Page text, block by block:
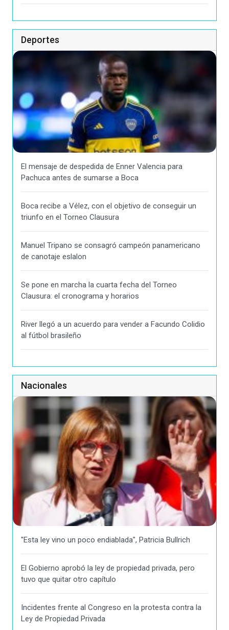
Deportes
El mensaje de despedida de Enner Valencia para
Pachuca antes de sumarse a Boca
Boca recibe a Vélez, con el objetivo de conseguir un
triunfo en el Torneo Clausura
Manuel Tripano se consagró campeón panamericano
de canotaje eslalon
Se pone en marcha la cuarta fecha del Torneo
Clausura: el cronograma y horarios
River llegó a un acuerdo para vender a Facundo Colidio
al fútbol brasileño
Nacionales
"Esta ley vino un poco endiablada", Patricia Bullrich
El Gobierno aprobó la ley de propiedad privada, pero
tuvo que quitar otro capítulo
Incidentes frente al Congreso en la protesta contra la
Ley de Propiedad Privada